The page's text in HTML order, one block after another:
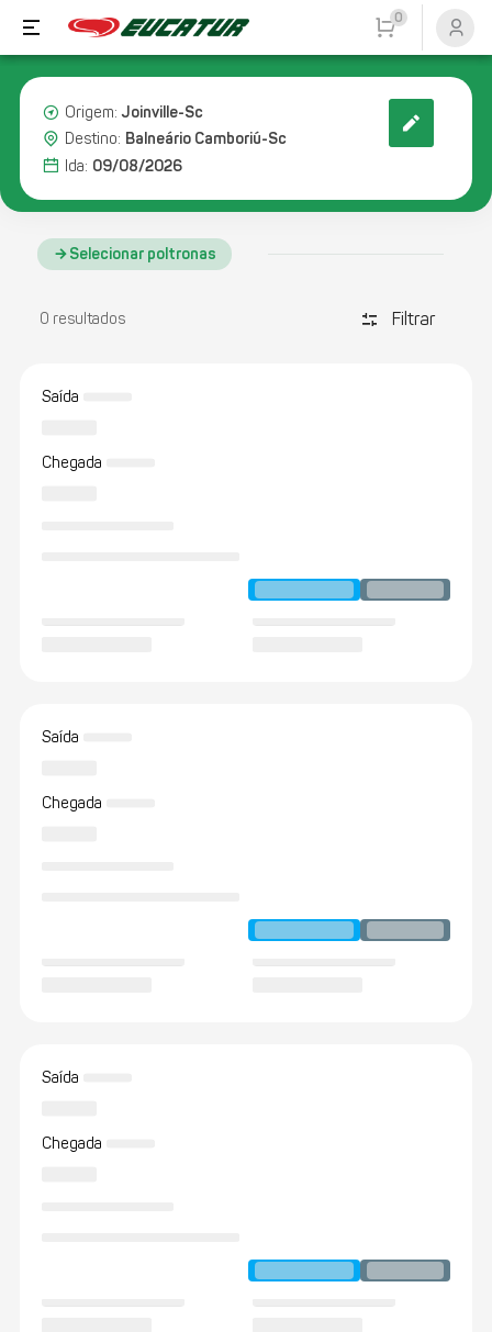
0
Origem: Joinville-Sc
Destino: Balneário Camboriú-Sc
Ida: 09/08/2026
Selecionar poltronas
0 resultados discover_tune Filtrar
Saída
Chegada
Saída
Chegada
Saída
Chegada